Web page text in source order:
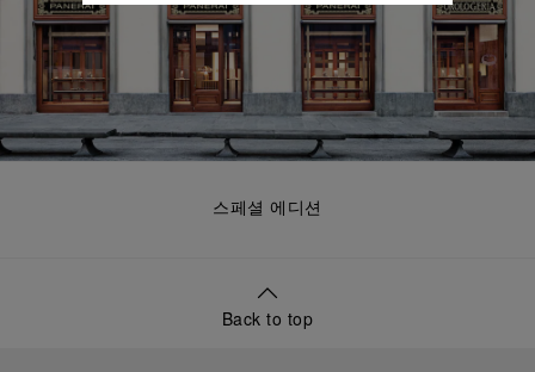
스페셜 에디션
Back to top
"모두 거부"를 클릭하시면 기술 쿠키만 사
용하는 데 동의하게 됩니다.